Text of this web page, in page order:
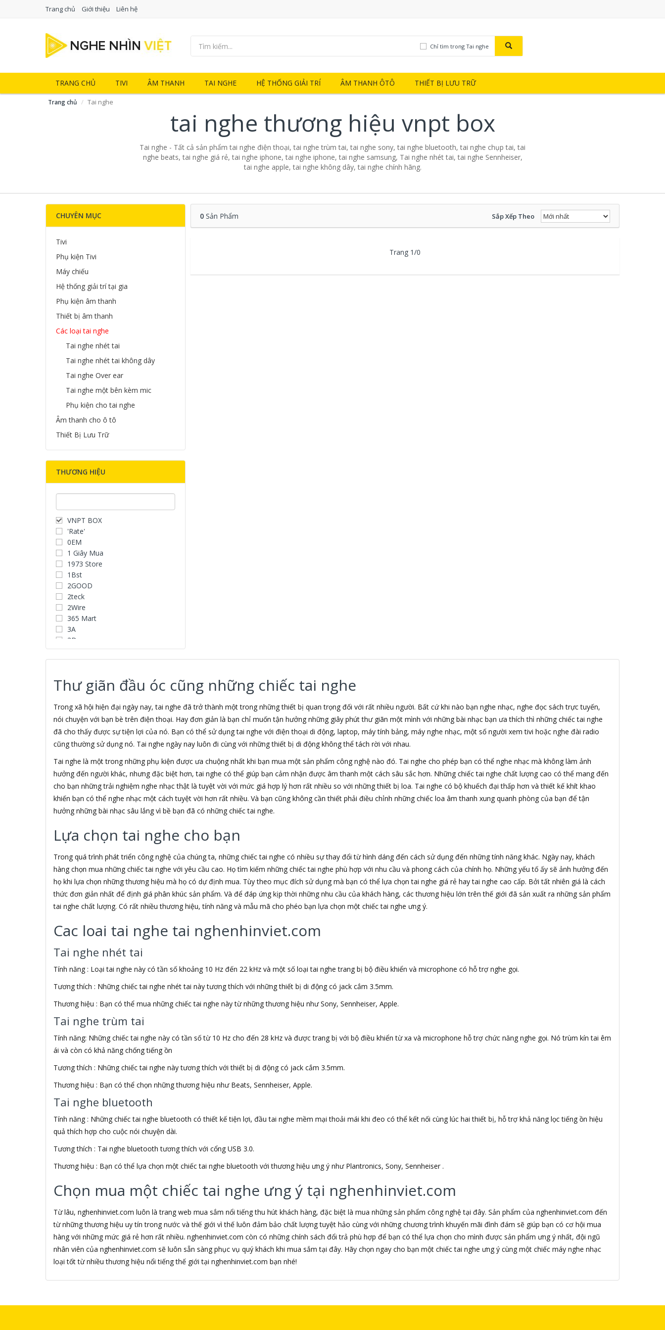
Trang chủ Giới thiệu Liên hệ
Chỉ tìm trong Tai nghe
TRANG CHỦ TIVI ÂM THANH TAI NGHE HỆ THỐNG GIẢI TRÍ ÂM THANH ÔTÔ THIẾT BỊ LƯU TRỮ
Trang chủ Tai nghe
tai nghe thương hiệu vnpt box
Tai nghe - Tất cả sản phẩm tai nghe điện thoại, tai nghe trùm tai, tai nghe sony, tai nghe bluetooth, tai nghe chụp tai, tai
nghe beats, tai nghe giá rẻ, tai nghe iphone, tai nghe iphone, tai nghe samsung, Tai nghe nhét tai, tai nghe Sennheiser,
tai nghe apple, tai nghe không dây, tai nghe chính hãng.
CHUYÊN MỤC
Tivi
Phụ kiện Tivi
Máy chiếu
Hệ thống giải trí tại gia
Phụ kiện âm thanh
Thiết bị âm thanh
Các loại tai nghe
Tai nghe nhét tai
Tai nghe nhét tai không dây
Tai nghe Over ear
Tai nghe một bên kèm mic
Phụ kiện cho tai nghe
Âm thanh cho ô tô
Thiết Bị Lưu Trữ
THƯƠNG HIỆU
VNPT BOX
'Rate'
0EM
1 Giây Mua
1973 Store
1Bst
2GOOD
2teck
2Wire
365 Mart
3A
3D
3D Water Speaker
3Dconnexion
3S
5A systems
7Gift Shop
A 100+
A Clock
AAD
ABCNOVEL
ABN
ACASIS
ACCESS
Accessorize
Acer
ACNES
ACOUSTIC ENERGY
AD
ADATA
ADATA USA
ADDLOGIX
AFOX
Ai Home
Aiborg
Aibot
AIPTEK
Air Mouse
Airmouse
AIRPORT
AKAI
Aker
AKG
Akino
AKIRA
Akus
Alctron
Alfa Romeo
ALGOZ
Allen Heath
ALLOYSEED
Alphun
Alps
AMAZON
AmazonBasics
AMD
Ami
Amkov
AMP
AMPED WIRELESS
0Sản Phẩm Sắp Xếp Theo
Trang 1/0
Thư giãn đầu óc cũng những chiếc tai nghe
Trong xã hội hiện đại ngày nay, tai nghe đã trở thành một trong những thiết bị quan trọng đối với rất nhiều người. Bất cứ khi nào bạn nghe nhạc, nghe đọc sách trực tuyến,
nói chuyện với bạn bè trên điện thoại. Hay đơn giản là bạn chỉ muốn tận hưởng những giây phút thư giãn một mình với những bài nhạc bạn ưa thích thì những chiếc tai nghe
đã cho thấy được sự tiện lợi của nó. Bạn có thể sử dụng tai nghe với điện thoại di động, laptop, máy tính bảng, máy nghe nhạc, một số người xem tivi hoặc nghe đài radio
cũng thường sử dụng nó. Tai nghe ngày nay luôn đi cùng với những thiết bị di động không thể tách rời với nhau.
Tai nghe là một trong những phụ kiện được ưa chuộng nhất khi bạn mua một sản phẩm công nghệ nào đó. Tai nghe cho phép bạn có thể nghe nhạc mà không làm ảnh
hưởng đến người khác, nhưng đặc biệt hơn, tai nghe có thể giúp bạn cảm nhận được âm thanh một cách sâu sắc hơn. Những chiếc tai nghe chất lượng cao có thể mang đến
cho bạn những trải nghiệm nghe nhạc thật là tuyệt vời với mức giá hợp lý hơn rất nhiều so với những thiết bị loa. Tai nghe có bộ khuếch đại thấp hơn và thiết kế khít khao
khiến bạn có thể nghe nhạc một cách tuyệt vời hơn rất nhiều. Và bạn cũng không cần thiết phải điều chỉnh những chiếc loa âm thanh xung quanh phòng của bạn để tận
hưởng những bài nhạc sâu lắng vì bề bạn đã có những chiếc tai nghe.
Lựa chọn tai nghe cho bạn
Trong quá trình phát triển công nghệ của chúng ta, những chiếc tai nghe có nhiều sự thay đổi từ hình dáng đến cách sử dụng đến những tính năng khác. Ngày nay, khách
hàng chọn mua những chiếc tai nghe với yêu cầu cao. Họ tìm kiếm những chiếc tai nghe phù hợp với nhu cầu và phong cách của chính họ. Những yếu tố ấy sẽ ảnh hưởng đến
họ khi lựa chọn những thương hiệu mà họ có dự định mua. Tùy theo mục đích sử dụng mà bạn có thể lựa chọn tai nghe giá rẻ hay tai nghe cao cấp. Bởi tất nhiên giá là cách
thức đơn giản nhất để định giá phân khúc sản phẩm. Và để đáp ứng kịp thời những nhu cầu của khách hàng, các thương hiệu lớn trên thế giới đã sản xuất ra những sản phẩm
tai nghe chất lượng. Có rất nhiều thương hiệu, tính năng và mẫu mã cho phéo bạn lựa chọn một chiếc tai nghe ưng ý.
Cac loai tai nghe tai nghenhinviet.com
Tai nghe nhét tai
Tính năng : Loại tai nghe này có tần số khoảng 10 Hz đến 22 kHz và một số loại tai nghe trang bị bộ điều khiển và microphone có hỗ trợ nghe gọi.
Tương thích : Những chiếc tai nghe nhét tai này tương thích với những thiết bị di động có jack cắm 3.5mm.
Thương hiệu : Bạn có thể mua những chiếc tai nghe này từ những thương hiệu như Sony, Sennheiser, Apple.
Tai nghe trùm tai
Tính năng: Những chiếc tai nghe này có tần số từ 10 Hz cho đến 28 kHz và được trang bị với bộ điều khiển từ xa và microphone hỗ trợ chức năng nghe gọi. Nó trùm kín tai êm
ái và còn có khả năng chống tiếng ồn
Tương thích : Những chiếc tai nghe này tương thích với thiết bị di động có jack cắm 3.5mm.
Thương hiệu : Bạn có thể chọn những thương hiệu như Beats, Sennheiser, Apple.
Tai nghe bluetooth
Tính năng : Những chiếc tai nghe bluetooth có thiết kế tiện lợi, đầu tai nghe mềm mại thoải mái khi đeo có thể kết nối cùng lúc hai thiết bị, hỗ trợ khả năng lọc tiếng ồn hiệu
quả thích hợp cho cuộc nói chuyện dài.
Tương thích : Tai nghe bluetooth tương thích với cổng USB 3.0.
Thương hiệu : Bạn có thể lựa chọn một chiếc tai nghe bluetooth với thương hiệu ưng ý như Plantronics, Sony, Sennheiser .
Chọn mua một chiếc tai nghe ưng ý tại nghenhinviet.com
Từ lâu, nghenhinviet.com luôn là trang web mua sắm nổi tiếng thu hút khách hàng, đặc biệt là mua những sản phẩm công nghệ tại đây. Sản phẩm của nghenhinviet.com đến
từ những thương hiệu uy tín trong nước và thế giới vì thế luôn đảm bảo chất lượng tuyệt hảo cùng với những chương trình khuyến mãi đình đám sẽ giúp bạn có cơ hội mua
hàng với những mức giá rẻ hơn rất nhiều. nghenhinviet.com còn có những chính sách đổi trả phù hợp để bạn có thể lựa chọn cho mình được sản phẩm ưng ý nhất, đội ngũ
nhân viên của nghenhinviet.com sẽ luôn sẵn sàng phục vụ quý khách khi mua sắm tại đây. Hãy chọn ngay cho bạn một chiếc tai nghe ưng ý cùng một chiếc máy nghe nhạc
loại tốt từ nhiều thương hiệu nổi tiếng thế giới tại nghenhinviet.com bạn nhé!